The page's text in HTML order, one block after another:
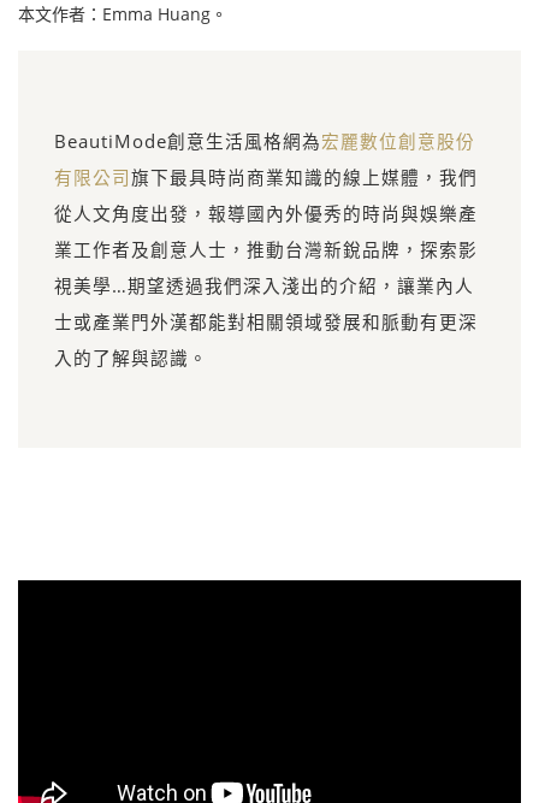
本文作者：Emma Huang。
BeautiMode創意生活風格網為宏麗數位創意股份
有限公司旗下最具時尚商業知識的線上媒體，我們
從人文角度出發，報導國內外優秀的時尚與娛樂產
業工作者及創意人士，推動台灣新銳品牌，探索影
視美學…期望透過我們深入淺出的介紹，讓業內人
士或產業門外漢都能對相關領域發展和脈動有更深
入的了解與認識。